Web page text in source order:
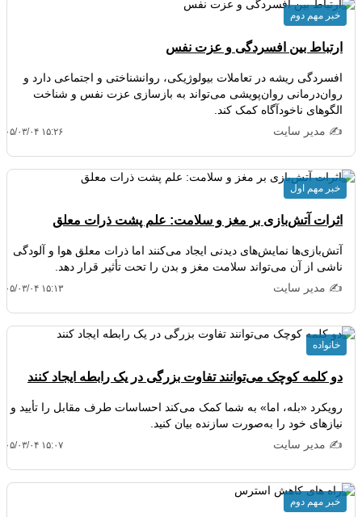
ارتباط بین افسردگی و عزت نفس
افسردگی ریشه در تعاملات بیولوژیکی، روانشناختی و اجتماعی دارد و
روان‌درمانی روان‌پویشی می‌تواند به بازسازی عزت نفس و شناخت
الگوهای ناخودآگاه کمک کند.
✍️ مدیر سایت ۱۴۰۵/۰۳/۰۴
خبر مهم دوم
اثرات آتش‌بازی بر مغز و سلامت: علم پشت ذرات معلق
آتش‌بازی‌ها نمایش‌های دیدنی ایجاد می‌کنند اما ذرات معلق هوا و آلودگی
ناشی از آن می‌تواند سلامت مغز و بدن را تحت تأثیر قرار دهد.
✍️ مدیر سایت ۱۴۰۵/۰۳/۰۴
خبر مهم اول
دو کلمه کوچک می‌توانند تفاوت بزرگی در یک رابطه ایجاد کنند
رویکرد «بله، اما» به شما کمک می‌کند احساسات طرف مقابل را تأیید و
نیازهای خود را به‌صورت سازنده بیان کنید.
✍️ مدیر سایت ۱۴۰۵/۰۳/۰۴
خانواده
خبر مهم دوم